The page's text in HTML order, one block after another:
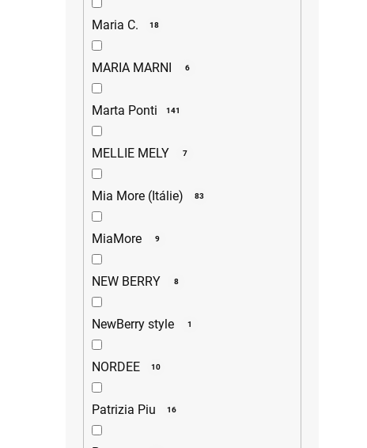
Maria C. 18
MARIA MARNI 6
Marta Ponti 141
MELLIE MELY 7
Mia More (Itálie) 83
MiaMore 9
NEW BERRY 8
NewBerry style 1
NORDEE 10
Patrizia Piu 16